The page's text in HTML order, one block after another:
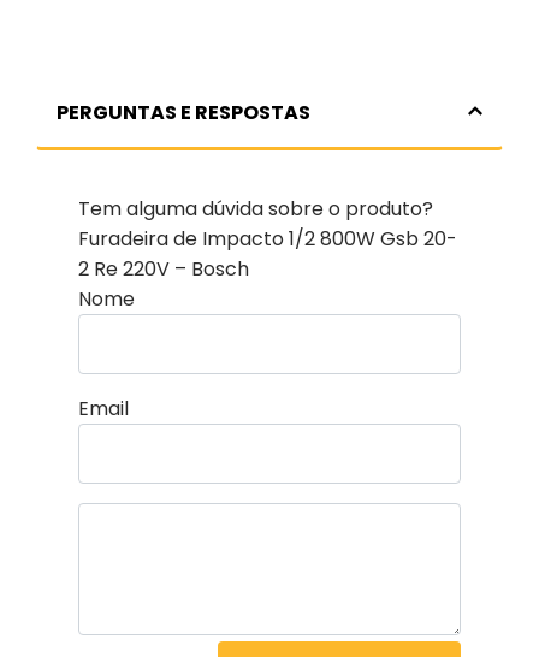
PERGUNTAS E RESPOSTAS
Tem alguma dúvida sobre o produto?
Furadeira de Impacto 1/2 800W Gsb 20-
2 Re 220V – Bosch
Nome
Email